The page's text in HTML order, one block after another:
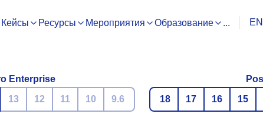
Кейсы Ресурсы Мероприятия Образование ... EN
Enterprise
13 12 11 10 9.6
18
17 16 15